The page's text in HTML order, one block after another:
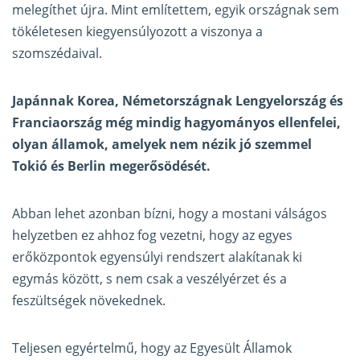
melegíthet újra. Mint említettem, egyik országnak sem
tökéletesen kiegyensúlyozott a viszonya a
szomszédaival.
Japánnak Korea, Németországnak Lengyelország és
Franciaország még mindig hagyományos ellenfelei,
olyan államok, amelyek nem nézik jó szemmel
Tokió és Berlin megerősödését.
Abban lehet azonban bízni, hogy a mostani válságos
helyzetben ez ahhoz fog vezetni, hogy az egyes
erőközpontok egyensúlyi rendszert alakítanak ki
egymás között, s nem csak a veszélyérzet és a
feszültségek növekednek.
Teljesen egyértelmű, hogy az Egyesült Államok